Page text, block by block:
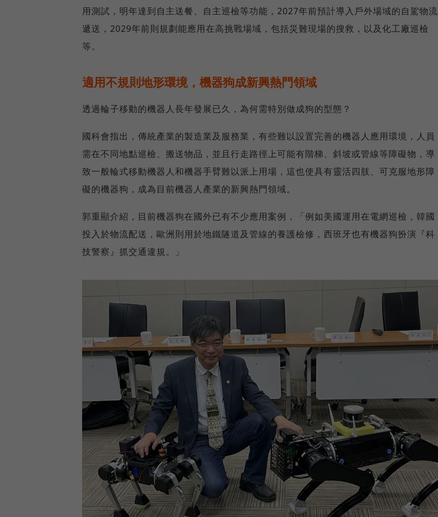
用測試，明年達到自主送餐、自主巡檢等功能，2027年前預計導入戶外場域的自駕物流
遞送，2029年前則規劃能應用在高挑戰場域，包括災難現場的搜救，以及化工廠巡檢
等。
適用不規則地形環境，機器狗成新興熱門領域
透過輪子移動的機器人長年發展已久，為何需特別做成狗的型態？
國科會指出，傳統產業的製造業及服務業，有些難以設置完善的機器人應用環境，人員
需在不同地點巡檢、搬送物品，並且行走路徑上可能有階梯、斜坡或管線等障礙物，導
致一般輪式移動機器人和機器手臂難以派上用場，這也使具有靈活四肢、可克服地形障
礙的機器狗，成為目前機器人產業的新興熱門領域。
郭重顯介紹，目前機器狗在國外已有不少應用案例，「例如美國運用在電網巡檢，韓國
投入於物流配送，歐洲則用於地鐵隧道及管線的養護檢修，西班牙也有機器狗扮演『科
技警察』抓交通違規。」